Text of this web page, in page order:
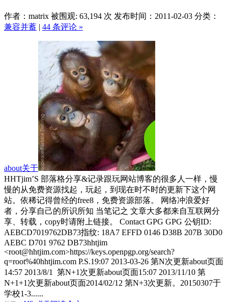
作者：matrix 被围观: 63,194 次 发布时间：2011-02-03 分类：
兼容并蓄 | 44 条评论 »
about关于
HHTjim’S 部落格分享&记录跟玩网站博客的很多人一样，慢
慢的从免费资源找起，玩起，到现在时不时的更新下这个网
站。依稀记得曾经的free8，免费资源部落。 网络冲浪爱好
者，分享自己的所识所知 当笔记之 文章大多都来自互联网分
享、转载，copy时请附上链接。 Contact GPG GPG 公钥ID:
AEBCD7019762DB73指纹: 18A7 EFFD 0146 D38B 207B 30D0
AEBC D701 9762 DB73hhtjim
<root@hhtjim.com>https://keys.openpgp.org/search?
q=root%40hhtjim.com P.S.19:07 2013-03-26 第N次更新about页面
14:57 2013/8/1 第N+1次更新about页面15:07 2013/11/10 第
N+1+1次更新about页面2014/02/12 第N+3次更新。20150307于
学校1-3......